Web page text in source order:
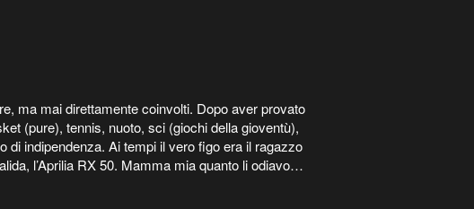
ma mai direttamente coinvolti. Dopo aver provato
(pure), tennis, nuoto, sci (giochi della gioventù),
di indipendenza. Ai tempi il vero figo era il ragazzo
l’Aprilia RX 50. Mamma mia quanto li odiavo
la moto…senza poterla usare in strada..